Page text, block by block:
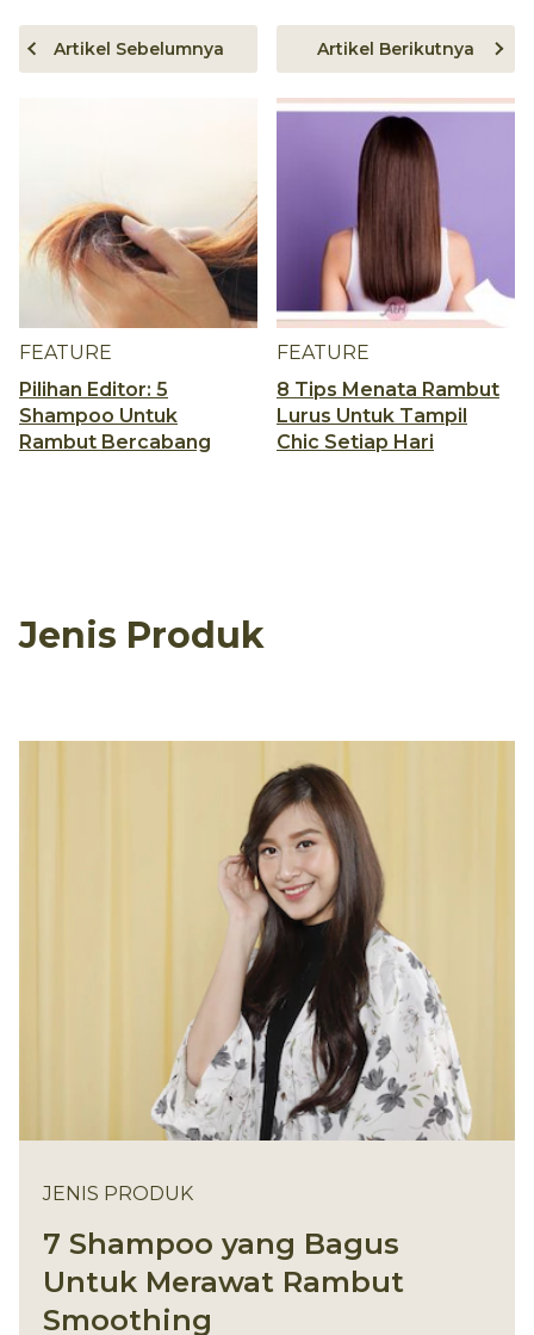
FEATURE
Pilihan Editor: 5
Shampoo Untuk
Rambut Bercabang
Artikel Sebelumnya
FEATURE
8 Tips Menata Rambut
Lurus Untuk Tampil
Chic Setiap Hari
Artikel Berikutnya
Jenis Produk
JENIS PRODUK
7 Shampoo yang Bagus
Untuk Merawat Rambut
Smoothing